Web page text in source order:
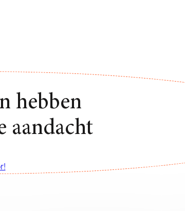
hebben
aandacht